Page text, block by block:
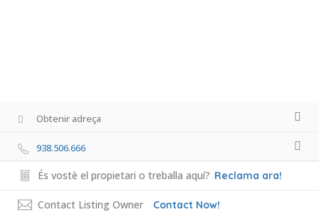
Obtenir adreça
938.506.666
És vostè el propietari o treballa aquí? Reclama ara!
Contact Listing Owner Contact Now!